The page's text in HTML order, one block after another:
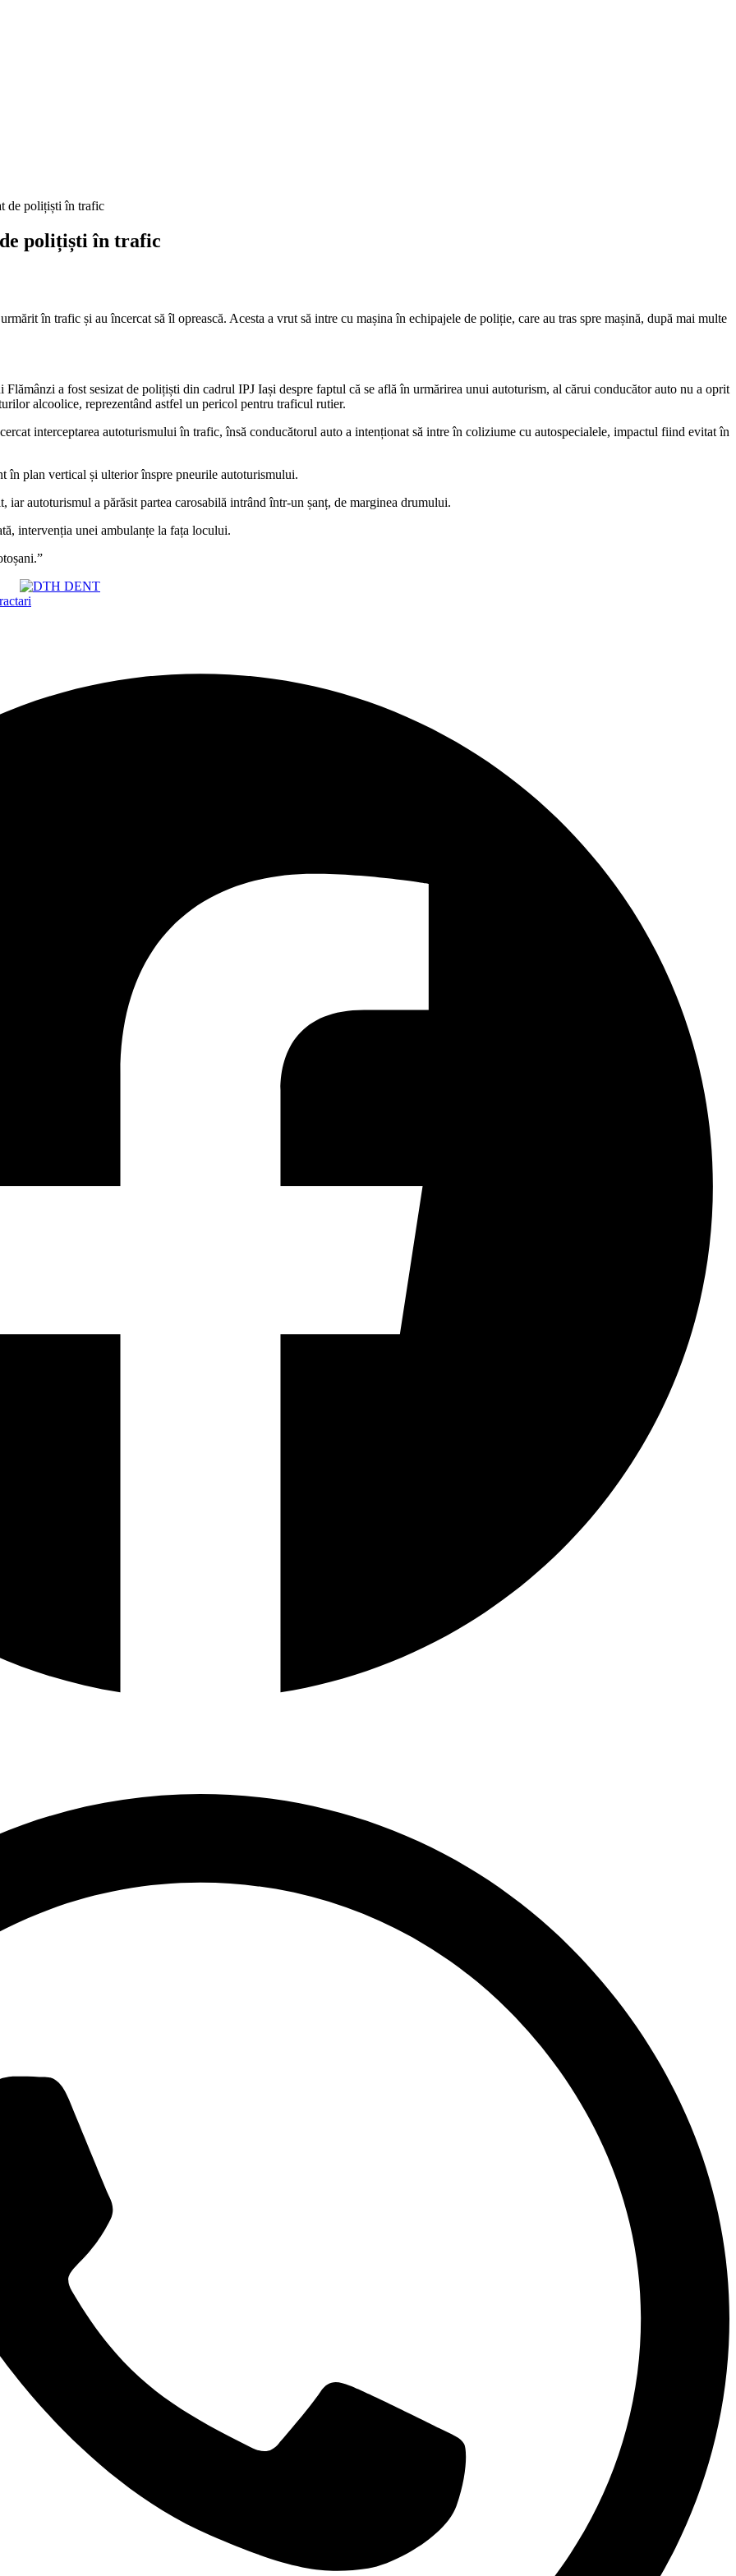
polițiști în trafic
în trafic și au încercat să îl oprească. Acesta a vrut să intre cu mașina în echipajele de poliție, care au tras spre mașină, după mai multe
a fost sesizat de polițiști din cadrul IPJ Iași despre faptul că se află în urmărirea unui autoturism, al cărui conducător auto nu a oprit
alcoolice, reprezentând astfel un pericol pentru traficul rutier.
interceptarea autoturismului în trafic, însă conducătorul auto a intenționat să intre în coliziume cu autospecialele, impactul fiind evitat în
în plan vertical și ulterior înspre pneurile autoturismului.
autoturismul a părăsit partea carosabilă intrând într-un șanț, de marginea drumului.
intervenția unei ambulanțe la fața locului.